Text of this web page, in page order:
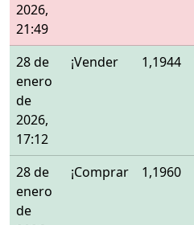
2026,
21:49
28 de
enero
de
2026,
17:12
¡Vender 1,1944
28 de
enero
de
¡Comprar 1,1960